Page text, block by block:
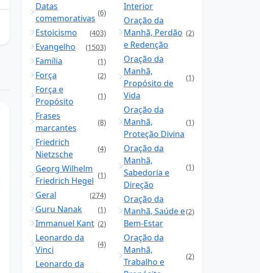
Datas
comemorativas
(6)
Estoicismo (403)
Evangelho (1503)
Família (1)
Força (2)
Força e
Propósito
(1)
Frases
marcantes
(8)
Friedrich
Nietzsche
(4)
Georg Wilhelm
Friedrich Hegel
(1)
Geral (274)
Guru Nanak (1)
Immanuel Kant (2)
Leonardo da
Vinci
(4)
Leonardo da
Interior
Oração da
Manhã, Perdão
e Redenção
(2)
Oração da
Manhã,
Propósito de
Vida
(1)
Oração da
Manhã,
Proteção Divina
(1)
Oração da
Manhã,
Sabedoria e
Direção
(1)
Oração da
Manhã, Saúde e
Bem-Estar
(2)
Oração da
Manhã,
Trabalho e
(2)